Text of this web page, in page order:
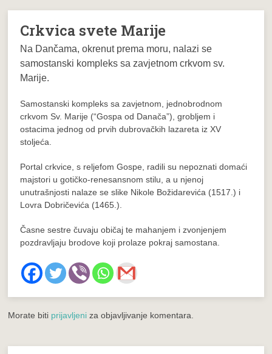
Crkvica svete Marije
Na Dančama, okrenut prema moru, nalazi se
samostanski kompleks sa zavjetnom crkvom sv.
Marije.
Samostanski kompleks sa zavjetnom, jednobrodnom
crkvom Sv. Marije (“Gospa od Danača”), grobljem i
ostacima jednog od prvih dubrovačkih lazareta iz XV
stoljeća.
Portal crkvice, s reljefom Gospe, radili su nepoznati domaći
majstori u gotičko-renesansnom stilu, a u njenoj
unutrašnjosti nalaze se slike Nikole Božidarevića (1517.) i
Lovra Dobričevića (1465.).
Časne sestre čuvaju običaj te mahanjem i zvonjenjem
pozdravljaju brodove koji prolaze pokraj samostana.
Morate biti prijavljeni za objavljivanje komentara.